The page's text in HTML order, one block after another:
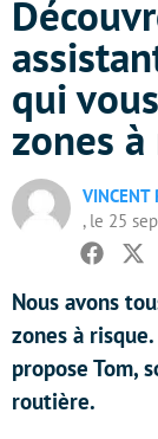
qui
zones
VINCENT
, le 25
Nous avons
zones à
propose Tom,
routière.